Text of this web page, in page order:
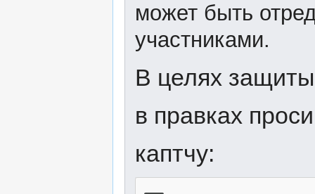
может быть
участниками.
В целях защиты
в правках
каптчу: